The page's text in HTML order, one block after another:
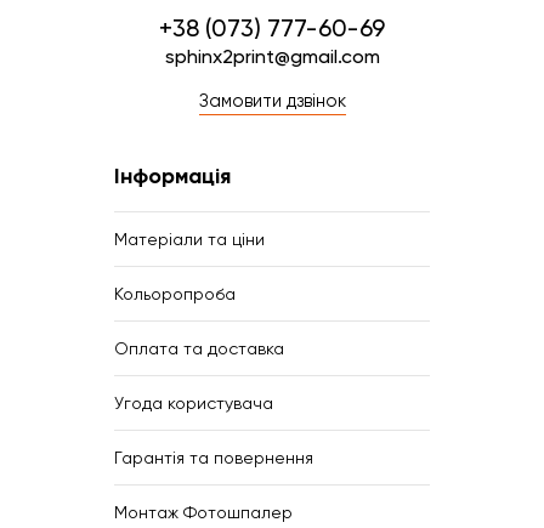
+38 (073) 777-60-69
sphinx2print@gmail.com
Замовити дзвінок
Інформація
Матеріали та ціни
Кольоропроба
Оплата та доставка
Угода користувача
Гарантія та повернення
Монтаж Фотошпалер